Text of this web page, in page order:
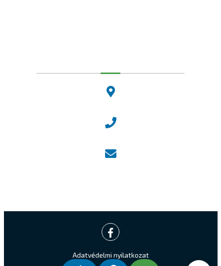
Adatvédelmi nyilatkozat